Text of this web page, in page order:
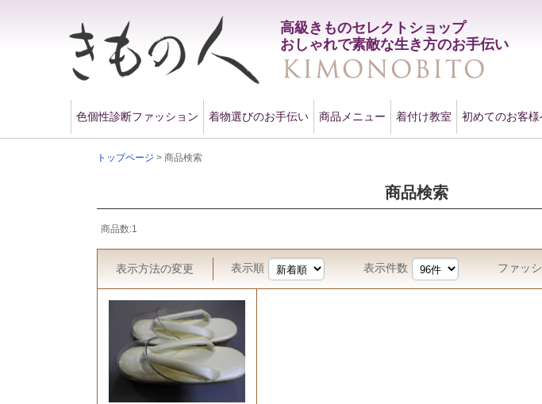
高級きものセレクトショップ
おしゃれで素敵な生き方のお手伝い
色個性診断ファッション 着物選びのお手伝い 商品メニュー 着付け教室 初めてのお客様
トップページ > 商品検索
商品検索
商品数:1
表示方法の変更 表示順 表示件数 ファッ